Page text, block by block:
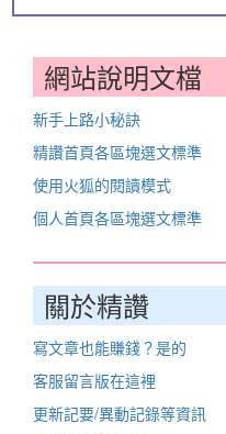
網站說明文檔
新手上路小秘訣
精讚首頁各區塊選文標準
使用火狐的閱讀模式
個人首頁各區塊選文標準
關於精讚
寫文章也能賺錢？是的
客服留言版在這裡
更新記要/異動記錄等資訊